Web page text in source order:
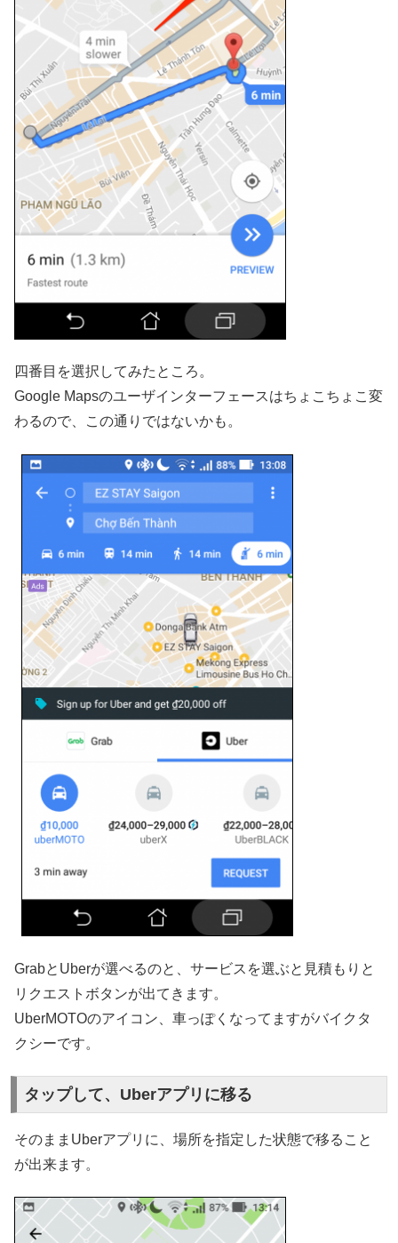
四番目を選択してみたところ。
Google Mapsのユーザインターフェースはちょこちょこ変
わるので、この通りではないかも。
GrabとUberが選べるのと、サービスを選ぶと見積もりと
リクエストボタンが出てきます。
UberMOTOのアイコン、車っぽくなってますがバイクタ
クシーです。
タップして、Uberアプリに移る
そのままUberアプリに、場所を指定した状態で移ること
が出来ます。